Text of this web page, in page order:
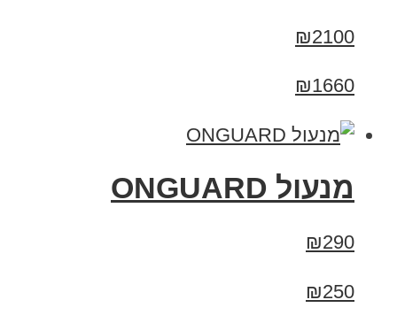
₪2100
₪1660
מנעול ONGUARD
₪290
₪250